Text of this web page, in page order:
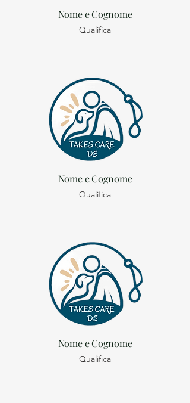
Nome e Cognome
Qualifica
Nome e Cognome
Qualifica
Nome e Cognome
Qualifica